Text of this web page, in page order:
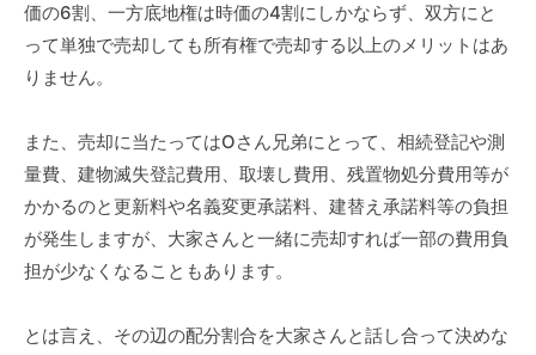
価の6割、一方底地権は時価の4割にしかならず、双方にと
って単独で売却しても所有権で売却する以上のメリットはあ
りません。
また、売却に当たってはОさん兄弟にとって、相続登記や測
量費、建物滅失登記費用、取壊し費用、残置物処分費用等が
かかるのと更新料や名義変更承諾料、建替え承諾料等の負担
が発生しますが、大家さんと一緒に売却すれば一部の費用負
担が少なくなることもあります。
とは言え、その辺の配分割合を大家さんと話し合って決めな